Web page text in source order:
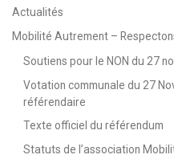
Actualités
Mobilité Autrement –
Soutiens pour le NON du 27
Votation communale du 27
référendaire
Texte officiel du référendum
Statuts de l’association